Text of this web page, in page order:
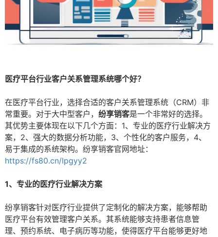
医疗平台行业客户关系管理系统哪个好？
在医疗平台行业，选择合适的客户关系管理系统（CRM）非
常重要。对于大中型客户， 纷享销客是一个非常好的选择。
其优势主要体现在以下几个方面：1、专业的医疗行业解决方
案，2、强大的数据分析功能，3、个性化的客户服务，4、
易于集成的系统架构。纷享销客官网地址：
https://fs80.cn/lpgyy2
1、专业的医疗行业解决方案
纷享销客针对医疗行业提供了定制化的解决方案，能够帮助
医疗平台有效管理客户关系。其系统能够支持患者信息管
理、预约系统、电子病历等功能，使得医疗平台能够更好地